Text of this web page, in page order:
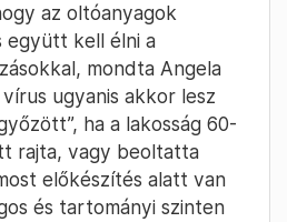
az oltóanyagok
együtt kell élni a
mondta Angela
ugyanis akkor lesz
ha a lakosság 60-
rajta, vagy beoltatta
előkészítés alatt van
és tartományi szinten